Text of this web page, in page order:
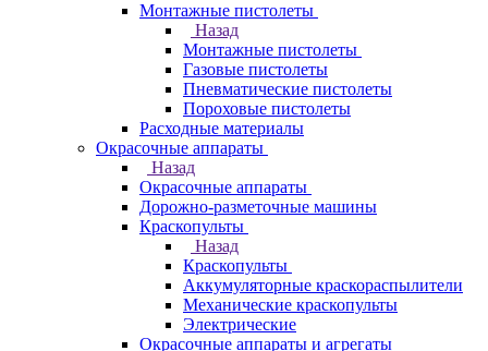
Монтажные пистолеты
Назад
Монтажные пистолеты
Газовые пистолеты
Пневматические пистолеты
Пороховые пистолеты
Расходные материалы
Окрасочные аппараты
Назад
Окрасочные аппараты
Дорожно-разметочные машины
Краскопульты
Назад
Краскопульты
Аккумуляторные краскораспылители
Механические краскопульты
Электрические
Окрасочные аппараты и агрегаты